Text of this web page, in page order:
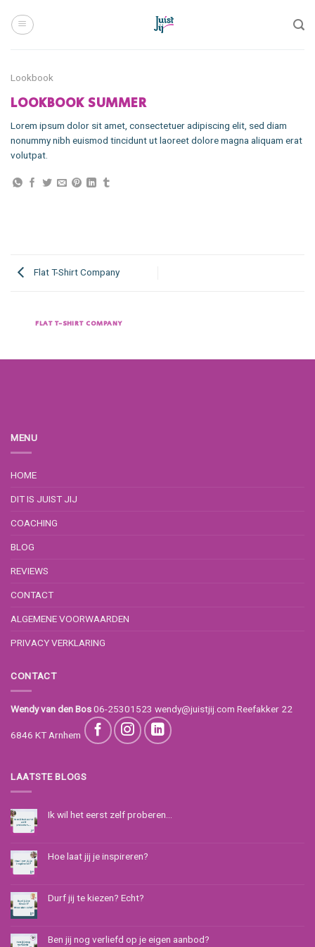
content
Lookbook
LOOKBOOK SUMMER
Lorem ipsum dolor sit amet, consectetuer adipiscing elit, sed diam
nonummy nibh euismod tincidunt ut laoreet dolore magna aliquam erat
volutpat.
Flat T-Shirt Company
FLAT T-SHIRT COMPANY
MENU
HOME
DIT IS JUIST JIJ
COACHING
BLOG
REVIEWS
CONTACT
ALGEMENE VOORWAARDEN
PRIVACY VERKLARING
CONTACT
Wendy van den Bos06-25301523 wendy@juistjij.com Reefakker 22
6846 KT Arnhem
LAATSTE BLOGS
Ik wil het eerst zelf proberen…
Hoe laat jij je inspireren?
Durf jij te kiezen? Echt?
Ben jij nog verliefd op je eigen aanbod?